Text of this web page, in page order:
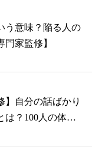
う意味？陥る人の
家監修】
】自分の話ばかり
は？100人の体験